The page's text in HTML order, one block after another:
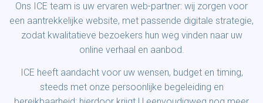
Ons ICE team is uw ervaren web-partner: wij zorgen voor
een aantrekkelijke website, met passende digitale strategie,
zodat kwalitatieve bezoekers hun weg vinden naar uw
online verhaal en aanbod.
ICE heeft aandacht voor uw wensen, budget en timing,
steeds met onze persoonlijke begeleiding en